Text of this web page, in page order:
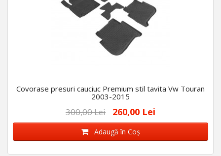
Covorase presuri cauciuc Premium stil tavita Vw Touran
2003-2015
300,00 Lei 260,00 Lei
Adaugă în Coş